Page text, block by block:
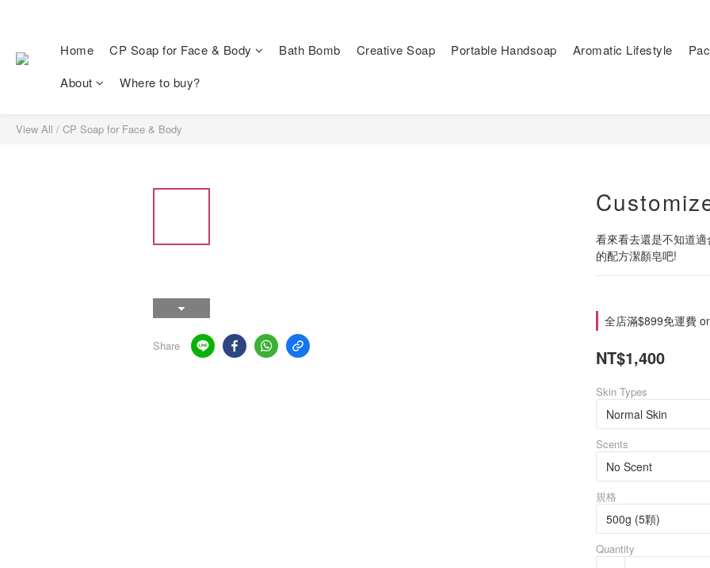
Home CP Soap for Face & Body Bath Bomb Creative Soap Portable Handsoap Aromatic Lifestyle
About
Where to buy?
View All / CP Soap for Face & Body
Share
看來看去還是不知道
的配方潔顏皂吧!
全店滿$899免運費
NT$1,400
Skin Types
Scents
規格
Quantity